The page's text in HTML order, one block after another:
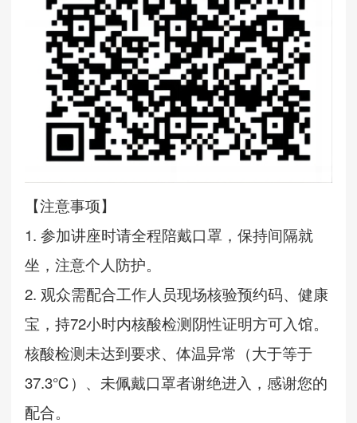
【注意事项】
1.参加讲座时请全程陪戴口罩，保持间隔就
坐，注意个人防护。
2. 观众需配合工作人员现场核验预约码、健康
宝，持72小时内核酸检测阴性证明方可入馆。
核酸检测未达到要求、体温异常（大于等于
37.3℃）、未佩戴口罩者谢绝进入，感谢您的
配合。